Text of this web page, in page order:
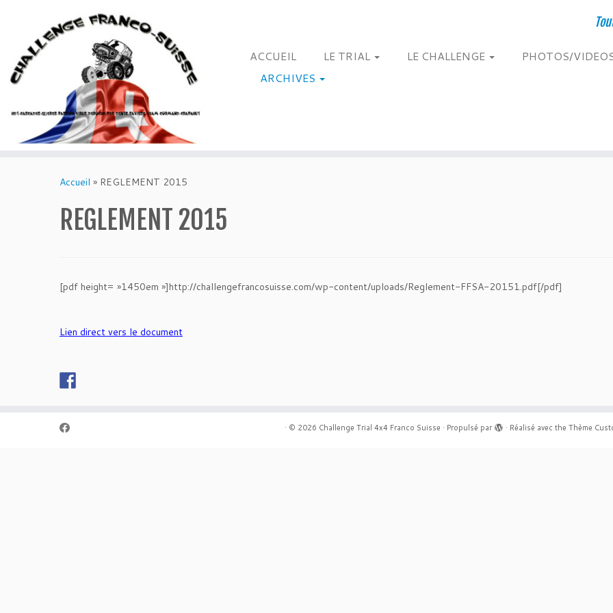
ACCUEIL LE TRIAL LE CHALLENGE PHOTOS/
ARCHIVES
Accueil » REGLEMENT 2015
REGLEMENT 2015
[pdf height= »1450em »]http://challengefrancosuisse.com/wp-content/uploads/Reglement-FFSA-20151.pdf[/pdf]
Lien direct vers le document
· © 2026 Challenge Trial 4x4 Franco Suisse · Propulsé par · Réalisé avec the Thème